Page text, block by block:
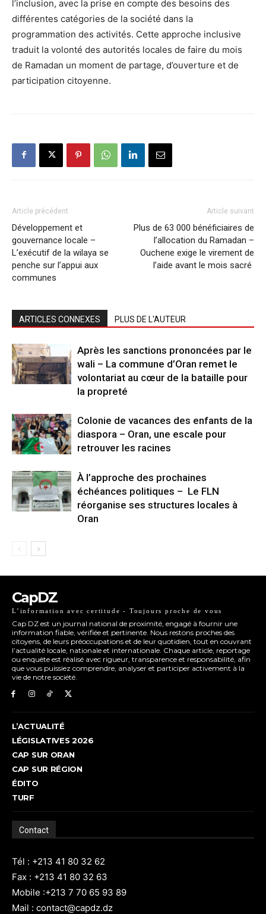
l’inclusion, avec la prise en compte des besoins des
différentes catégories de la société dans la
programmation des activités. Cette approche inclusive
traduit la volonté des autorités locales de faire du mois
de Ramadan un moment de partage, d’ouverture et de
participation citoyenne.
Article précédent
Développement et
gouvernance locale –
L’exécutif de la wilaya se
penche sur l’appui aux
communes
Article suivant
Plus de 63 000 bénéficiaires de
l’allocation du Ramadan –
Ouchene exige le virement de
l’aide avant le mois sacré
ARTICLES CONNEXES PLUS DE L'AUTEUR
Après les sanctions prononcées par le
wali – La commune d’Oran remet le
volontariat au cœur de la bataille pour
la propreté
Colonie de vacances des enfants de la
diaspora – Oran, une escale pour
retrouver les racines
À l’approche des prochaines
échéances politiques – Le FLN
réorganise ses structures locales à
Oran
CapDZ
L’information avec certitude - Toujours proche de vous
Cap DZ est un journal national de proximité, engagé à fournir une
information fiable, vérifiée et pertinente. Nous restons proches des
citoyens, de leurs préoccupations et de leur quotidien, tout en couvrant
l’actualité locale, nationale et internationale. Chaque article, reportage
ou enquête est réalisé avec rigueur, transparence et responsabilité, afin
que vous puissiez comprendre, analyser et participer activement à la
vie de notre société.
L’ACTUALITÉ
LÉGISLATIVES 2026
CAP SUR ORAN
CAP SUR RÉGION
ÉDITO
TURF
Contact
Tél : +213 41 80 32 62
Fax : +213 41 80 32 63
Mobile :+213 7 70 65 93 89
Mail : contact@capdz.dz